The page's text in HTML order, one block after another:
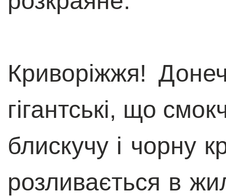
Криворіжжя!
гігантські, що
блискучу і чорну
розливається в